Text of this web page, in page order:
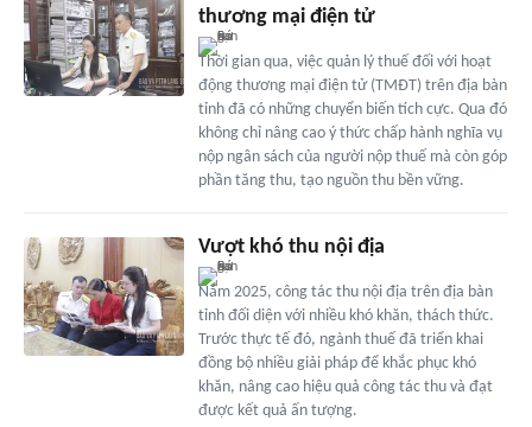
thương mại điện tử
Thời gian qua, việc quản lý thuế đối với hoạt
động thương mại điện tử (TMĐT) trên địa bàn
tỉnh đã có những chuyển biến tích cực. Qua đó
không chỉ nâng cao ý thức chấp hành nghĩa vụ
nộp ngân sách của người nộp thuế mà còn góp
phần tăng thu, tạo nguồn thu bền vững.
Vượt khó thu nội địa
Năm 2025, công tác thu nội địa trên địa bàn
tỉnh đối diện với nhiều khó khăn, thách thức.
Trước thực tế đó, ngành thuế đã triển khai
đồng bộ nhiều giải pháp để khắc phục khó
khăn, nâng cao hiệu quả công tác thu và đạt
được kết quả ấn tượng.